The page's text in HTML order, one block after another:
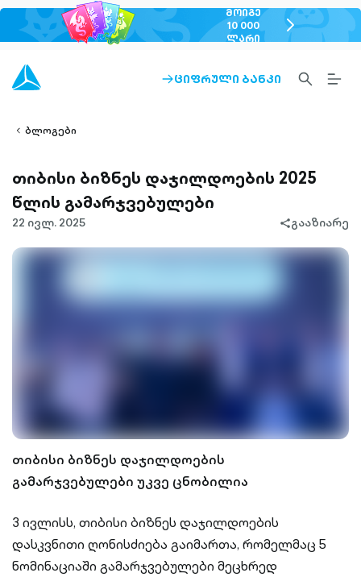
ᲛᲝᲘᲒᲔ
10 000
ᲚᲐᲠᲘ
chevron-
right-
ARROW-
ᲪᲘᲤᲠᲣᲚᲘ ᲑᲐᲜᲙᲘ
SEARCH-
OUTLINED
ბლოგები
თიბისი ბიზნეს დაჯილდოების 2025
წლის გამარჯვებულები
22 ივლ. 2025
share-
გააზიარე
თიბისი ბიზნეს დაჯილდოების
გამარჯვებულები უკვე ცნობილია
3 ივლისს, თიბისი ბიზნეს დაჯილდოების
დასკვნითი ღონისძიება გაიმართა, რომელმაც 5
ნომინაციაში გამარჯვებულები მეცხრედ